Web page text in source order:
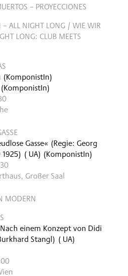
– PROYECCIONES
– ALL NIGHT LONG / WIE WIR
LONG: CLUB MEETS
(KomponistIn)
(KomponistIn)
Gasse« (Regie: Georg
( UA) (KomponistIn)
Großer Saal
MODERN
einem Konzept von Didi
Stangl) ( UA)